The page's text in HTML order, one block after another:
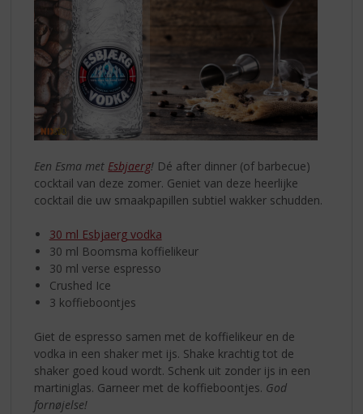
Een Esma met Esbjaerg! Dé after dinner (of barbecue)
cocktail van deze zomer. Geniet van deze heerlijke
cocktail die uw smaakpapillen subtiel wakker schudden.
30 ml Esbjaerg vodka
30 ml Boomsma koffielikeur
30 ml verse espresso
Crushed Ice
3 koffieboontjes
Giet de espresso samen met de koffielikeur en de
vodka in een shaker met ijs. Shake krachtig tot de
shaker goed koud wordt. Schenk uit zonder ijs in een
martiniglas. Garneer met de koffieboontjes. God
fornøjelse!